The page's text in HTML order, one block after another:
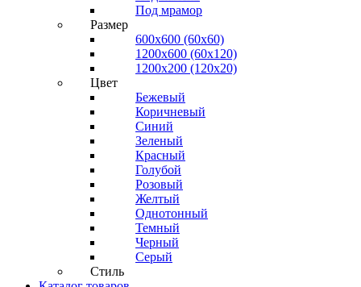
Под мрамор
Размер
600х600 (60х60)
1200х600 (60х120)
1200х200 (120x20)
Цвет
Бежевый
Коричневый
Синий
Зеленый
Красный
Голубой
Розовый
Желтый
Однотонный
Темный
Черный
Серый
Стиль